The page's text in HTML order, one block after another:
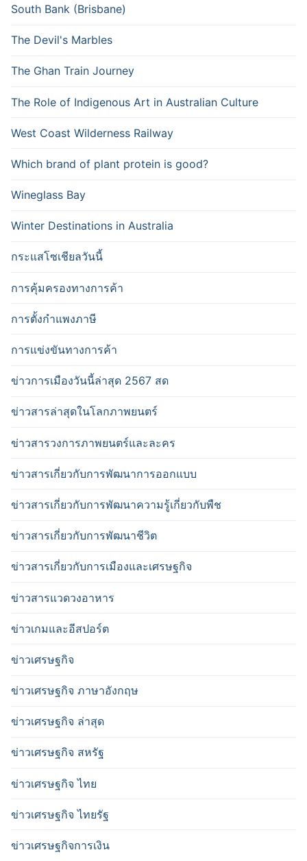
South Bank (Brisbane)
The Devil's Marbles
The Ghan Train Journey
The Role of Indigenous Art in Australian Culture
West Coast Wilderness Railway
Which brand of plant protein is good?
Wineglass Bay
Winter Destinations in Australia
กระแสโซเชียลวันนี้
การคุ้มครองทางการค้า
การตั้งกำแพงภาษี
การแข่งขันทางการค้า
ข่าวการเมืองวันนี้ล่าสุด 2567 สด
ข่าวสารล่าสุดในโลกภาพยนตร์
ข่าวสารวงการภาพยนตร์และละคร
ข่าวสารเกี่ยวกับการพัฒนาการออกแบบ
ข่าวสารเกี่ยวกับการพัฒนาความรู้เกี่ยวกับพืช
ข่าวสารเกี่ยวกับการพัฒนาชีวิต
ข่าวสารเกี่ยวกับการเมืองและเศรษฐกิจ
ข่าวสารแวดวงอาหาร
ข่าวเกมและอีสปอร์ต
ข่าวเศรษฐกิจ
ข่าวเศรษฐกิจ ภาษาอังกฤษ
ข่าวเศรษฐกิจ ล่าสุด
ข่าวเศรษฐกิจ สหรัฐ
ข่าวเศรษฐกิจ ไทย
ข่าวเศรษฐกิจ ไทยรัฐ
ข่าวเศรษฐกิจการเงิน